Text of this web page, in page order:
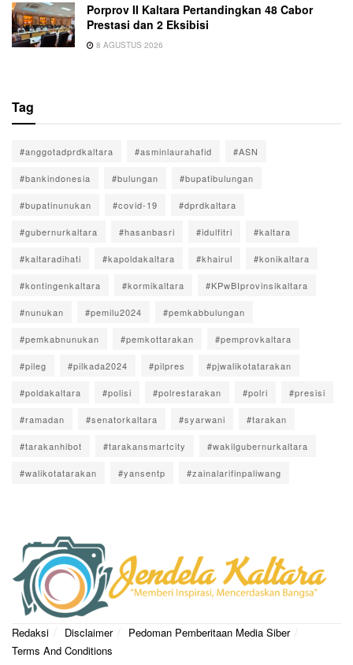
Porprov II Kaltara Pertandingkan 48 Cabor
Prestasi dan 2 Eksibisi
8 AGUSTUS 2026
Tag
#anggotadprdkaltara #asminlaurahafid #ASN
#bankindonesia #bulungan #bupatibulungan
#bupatinunukan #covid-19 #dprdkaltara
#gubernurkaltara #hasanbasri #idulfitri #kaltara
#kaltaradihati #kapoldakaltara #khairul #konikaltara
#kontingenkaltara #kormikaltara #KPwBIprovinsikaltara
#nunukan #pemilu2024 #pemkabbulungan
#pemkabnunukan #pemkottarakan #pemprovkaltara
#pileg #pilkada2024 #pilpres #pjwalikotatarakan
#poldakaltara #polisi #polrestarakan #polri #presisi
#ramadan #senatorkaltara #syarwani #tarakan
#tarakanhibot #tarakansmartcity #wakilgubernurkaltara
#walikotatarakan #yansentp #zainalarifinpaliwang
Redaksi Disclaimer
Pedoman Pemberitaan Media Siber
Terms And Conditions